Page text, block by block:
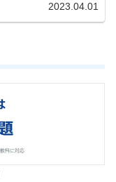
2023.04.01